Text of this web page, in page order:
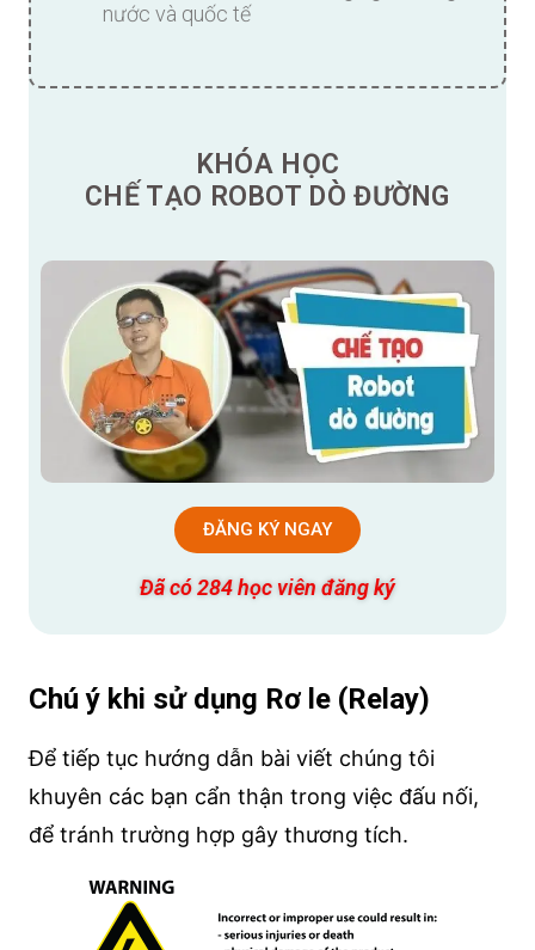
nước và quốc tế
KHÓA HỌC
CHẾ TẠO ROBOT DÒ ĐƯỜNG
ĐĂNG KÝ NGAY
Đã có 284 học viên đăng ký
Chú ý khi sử dụng Rơ le (Relay)
Để tiếp tục hướng dẫn bài viết chúng tôi
khuyên các bạn cẩn thận trong việc đấu nối,
để tránh trường hợp gây thương tích.